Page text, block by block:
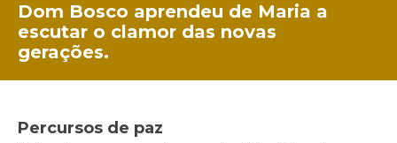
Dom Bosco aprendeu de Maria a
escutar o clamor das novas
gerações.
Percursos de paz